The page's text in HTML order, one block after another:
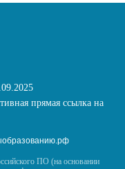
прямая ссылка на
ПО (на основании